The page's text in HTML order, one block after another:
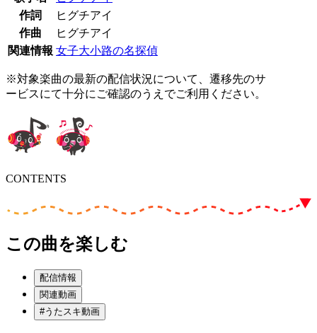
作詞
ヒグチアイ
作曲
ヒグチアイ
関連情報 女子大小路の名探偵
※対象楽曲の最新の配信状況について、遷移先のサ
ービスにて十分にご確認のうえでご利用ください。
CONTENTS
この曲を楽しむ
配信情報
関連動画
#うたスキ動画